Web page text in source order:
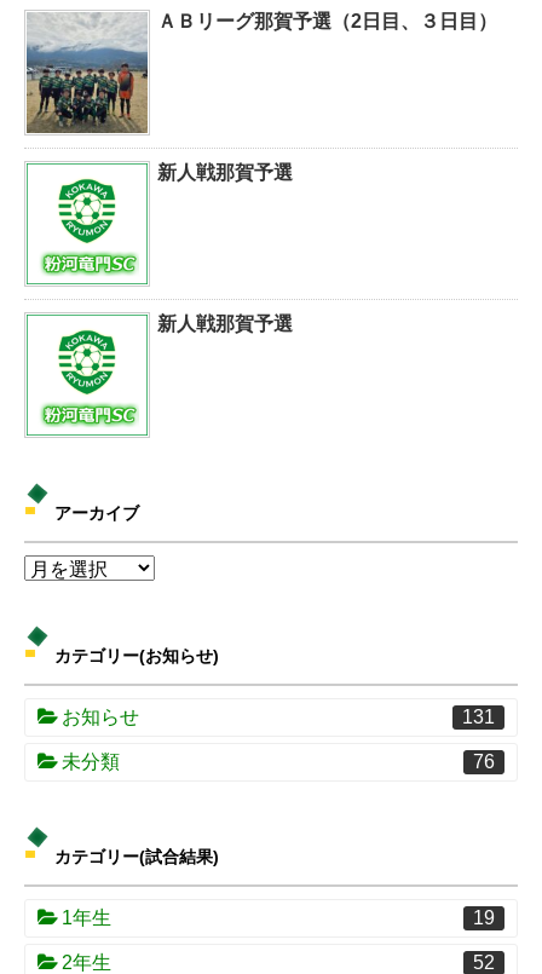
ＡＢリーグ那賀予選（2日目、３日目）
新人戦那賀予選
新人戦那賀予選
アーカイブ
カテゴリー(お知らせ)
お知らせ 131
未分類 76
カテゴリー(試合結果)
1年生 19
2年生 52